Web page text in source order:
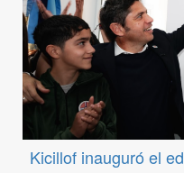
Kicillof inauguró el